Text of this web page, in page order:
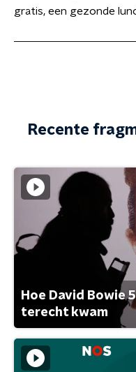
gratis, een gezonde
Recente
Hoe David Bowie
terecht kwam